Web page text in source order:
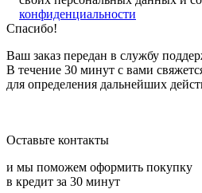
конфиденциальности
Спасибо!
Ваш заказ передан в службу
В течение 30 минут с вами
для определения дальнейших
Оставьте контакты
и мы поможем оформить покупку
в кредит за 30 минут